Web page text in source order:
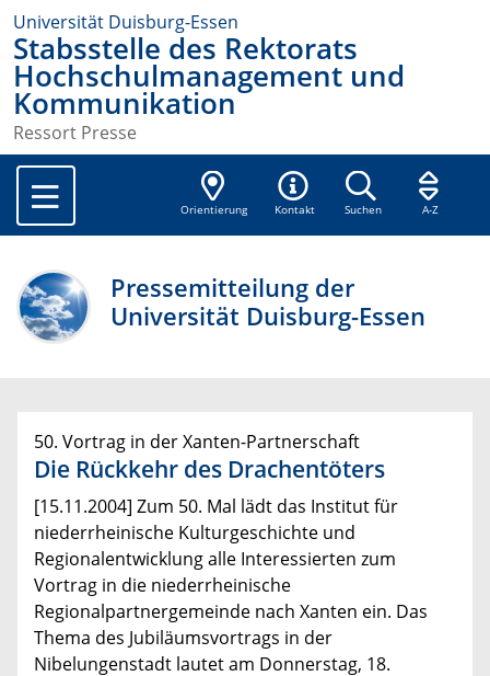
Universität Duisburg-Essen
Stabsstelle des Rektorats
Hochschulmanagement und
Kommunikation
Ressort Presse
Orientierung Kontakt Suchen A-Z
Pressemitteilung der
Universität Duisburg-Essen
50. Vortrag in der Xanten-Partnerschaft
Die Rückkehr des Drachentöters
[15.11.2004] Zum 50. Mal lädt das Institut für
niederrheinische Kulturgeschichte und
Regionalentwicklung alle Interessierten zum
Vortrag in die niederrheinische
Regionalpartnergemeinde nach Xanten ein. Das
Thema des Jubiläumsvortrags in der
Nibelungenstadt lautet am Donnerstag, 18.